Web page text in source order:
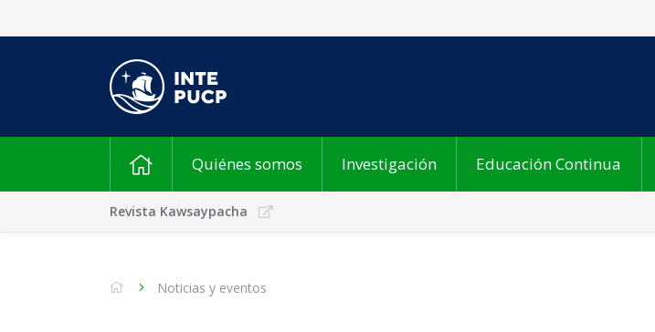
Quiénes somos Investigación Educación Continua
Revista Kawsaypacha
Noticias y eventos